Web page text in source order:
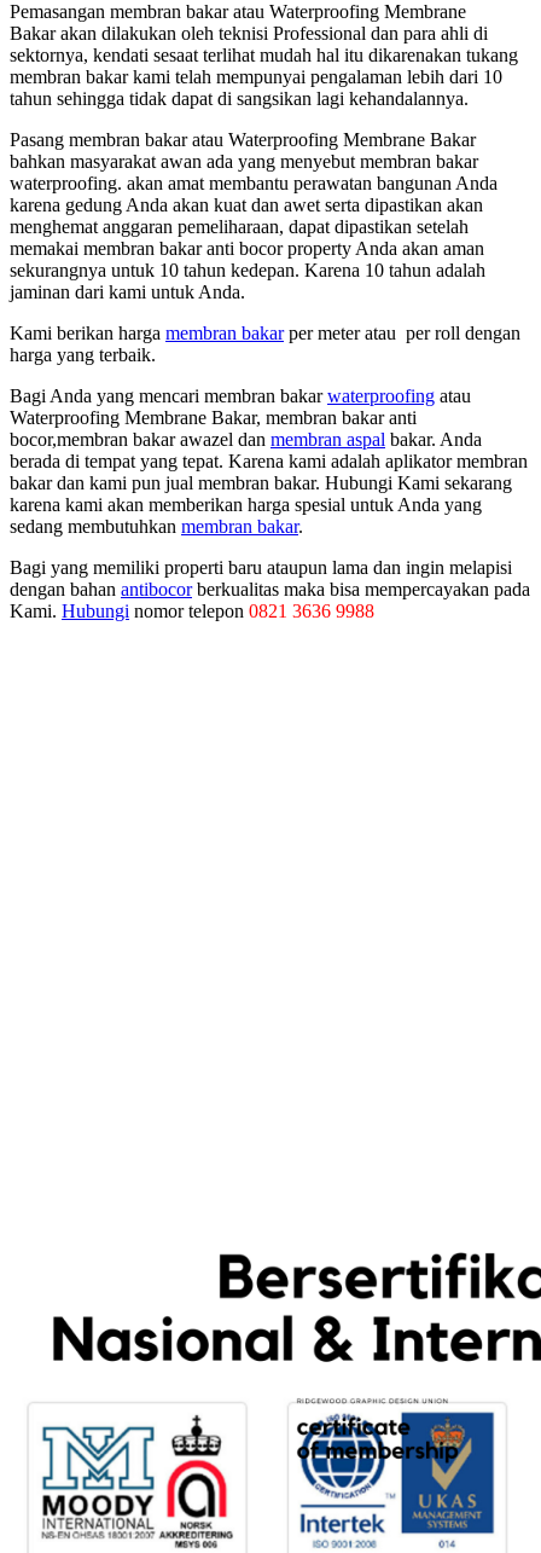
Pemasangan membran bakar atau Waterproofing Membrane
Bakar akan dilakukan oleh teknisi Professional dan para ahli di
sektornya, kendati sesaat terlihat mudah hal itu dikarenakan tukang
membran bakar kami telah mempunyai pengalaman lebih dari 10
tahun sehingga tidak dapat di sangsikan lagi kehandalannya.
Pasang membran bakar atau Waterproofing Membrane Bakar
bahkan masyarakat awan ada yang menyebut membran bakar
waterproofing. akan amat membantu perawatan bangunan Anda
karena gedung Anda akan kuat dan awet serta dipastikan akan
menghemat anggaran pemeliharaan, dapat dipastikan setelah
memakai membran bakar anti bocor property Anda akan aman
sekurangnya untuk 10 tahun kedepan. Karena 10 tahun adalah
jaminan dari kami untuk Anda.
Kami berikan harga membran bakarper meter atau per roll dengan
harga yang terbaik.
Bagi Anda yang mencari membran bakarwaterproofing atau
Waterproofing Membrane Bakar, membran bakar anti
bocor,membran bakar awazel dan membran aspal bakar. Anda
berada di tempat yang tepat. Karena kami adalah aplikator membran
bakar dan kami pun jual membran bakar. Hubungi Kami sekarang
karena kami akan memberikan harga spesial untuk Anda yang
sedang membutuhkan membran bakar.
Bagi yang memiliki properti baru ataupun lama dan ingin melapisi
dengan bahan antibocorberkualitas maka bisa mempercayakan pada
Kami. Hubungi nomor telepon 0821 3636 9988